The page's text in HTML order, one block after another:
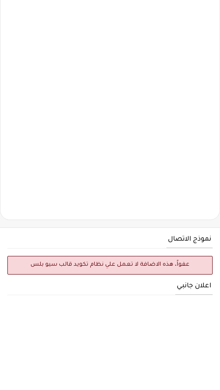
نموذج الاتصال
عفواً، هذه الاضافة لا تعمل علي نظام تكويد قالب سيو بلس
اعلان جانبي